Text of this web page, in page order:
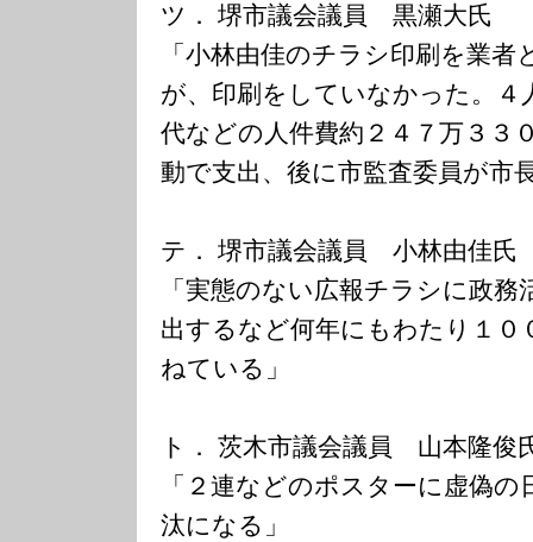
ツ． 堺市議会議員 黒瀬大氏
「小林由佳のチラシ印刷を業
が、印刷をしていなかった。
代などの人件費約２４７万３３
動で支出、後に市監査委員が市
テ． 堺市議会議員 小林由佳氏
「実態のない広報チラシに政務
出するなど何年にもわたり１０
ねている」
ト． 茨木市議会議員 山本隆俊
「２連などのポスターに虚偽
汰になる」